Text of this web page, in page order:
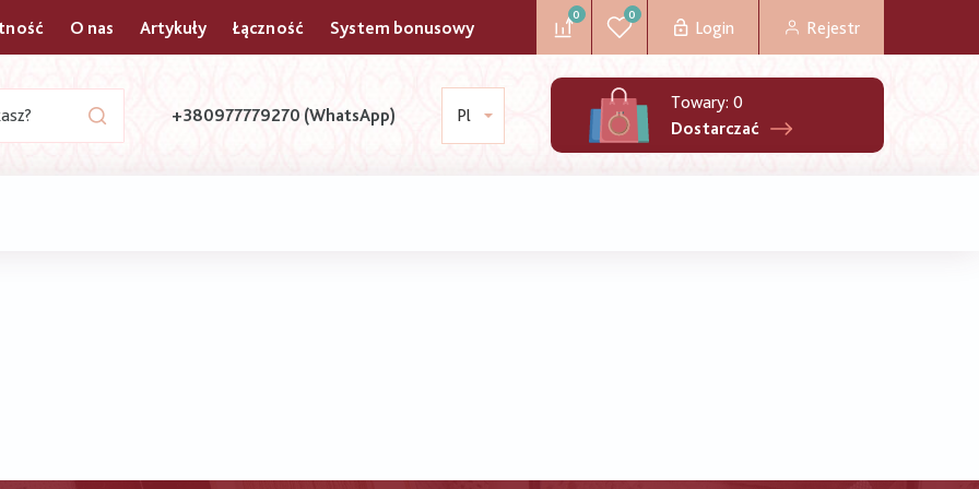
O nas Artykuły Łączność System bonusowy
0 0
Login Rejestr
+380977779270 (WhatsApp) Pl
Towary: 0
Dostarczać